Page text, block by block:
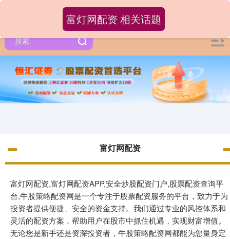
富灯网配资
富灯网配资,富灯网配资APP,安全炒股配资门户,股票配资查询平
台,牛股策略配资网是一个专注于股票配资服务的平台，致力于为
投资者提供便捷、安全的资金支持。我们通过专业的风控体系和
灵活的配资方案，帮助用户在股市中抓住机遇，实现财富增值。
无论您是新手还是资深投资者，牛股策略配资网都能为您量身定
富灯网配资 相关话题